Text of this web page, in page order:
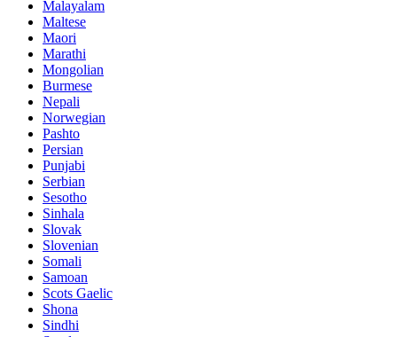
Malayalam
Maltese
Maori
Marathi
Mongolian
Burmese
Nepali
Norwegian
Pashto
Persian
Punjabi
Serbian
Sesotho
Sinhala
Slovak
Slovenian
Somali
Samoan
Scots Gaelic
Shona
Sindhi